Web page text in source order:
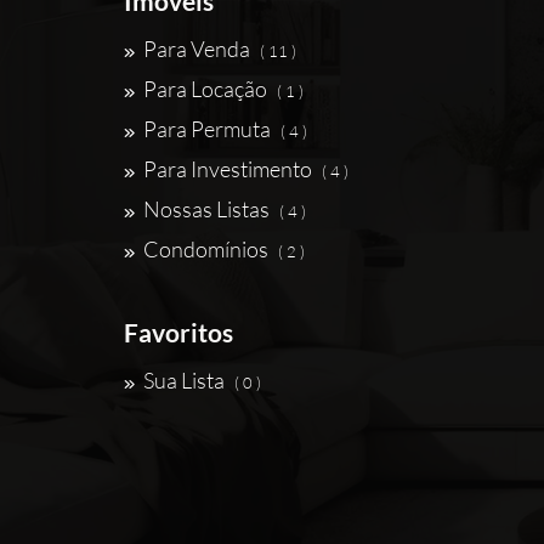
Para Venda ( 11 )
Para Locação ( 1 )
Para Permuta ( 4 )
Para Investimento ( 4 )
Nossas Listas ( 4 )
Condomínios ( 2 )
Favoritos
Sua Lista ( 0 )